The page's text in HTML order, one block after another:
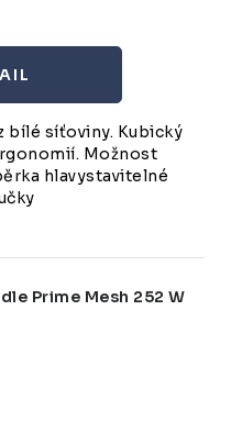
bílé síťoviny. Kubický
Možnost
hlavystavitelné
Prime Mesh 252 W